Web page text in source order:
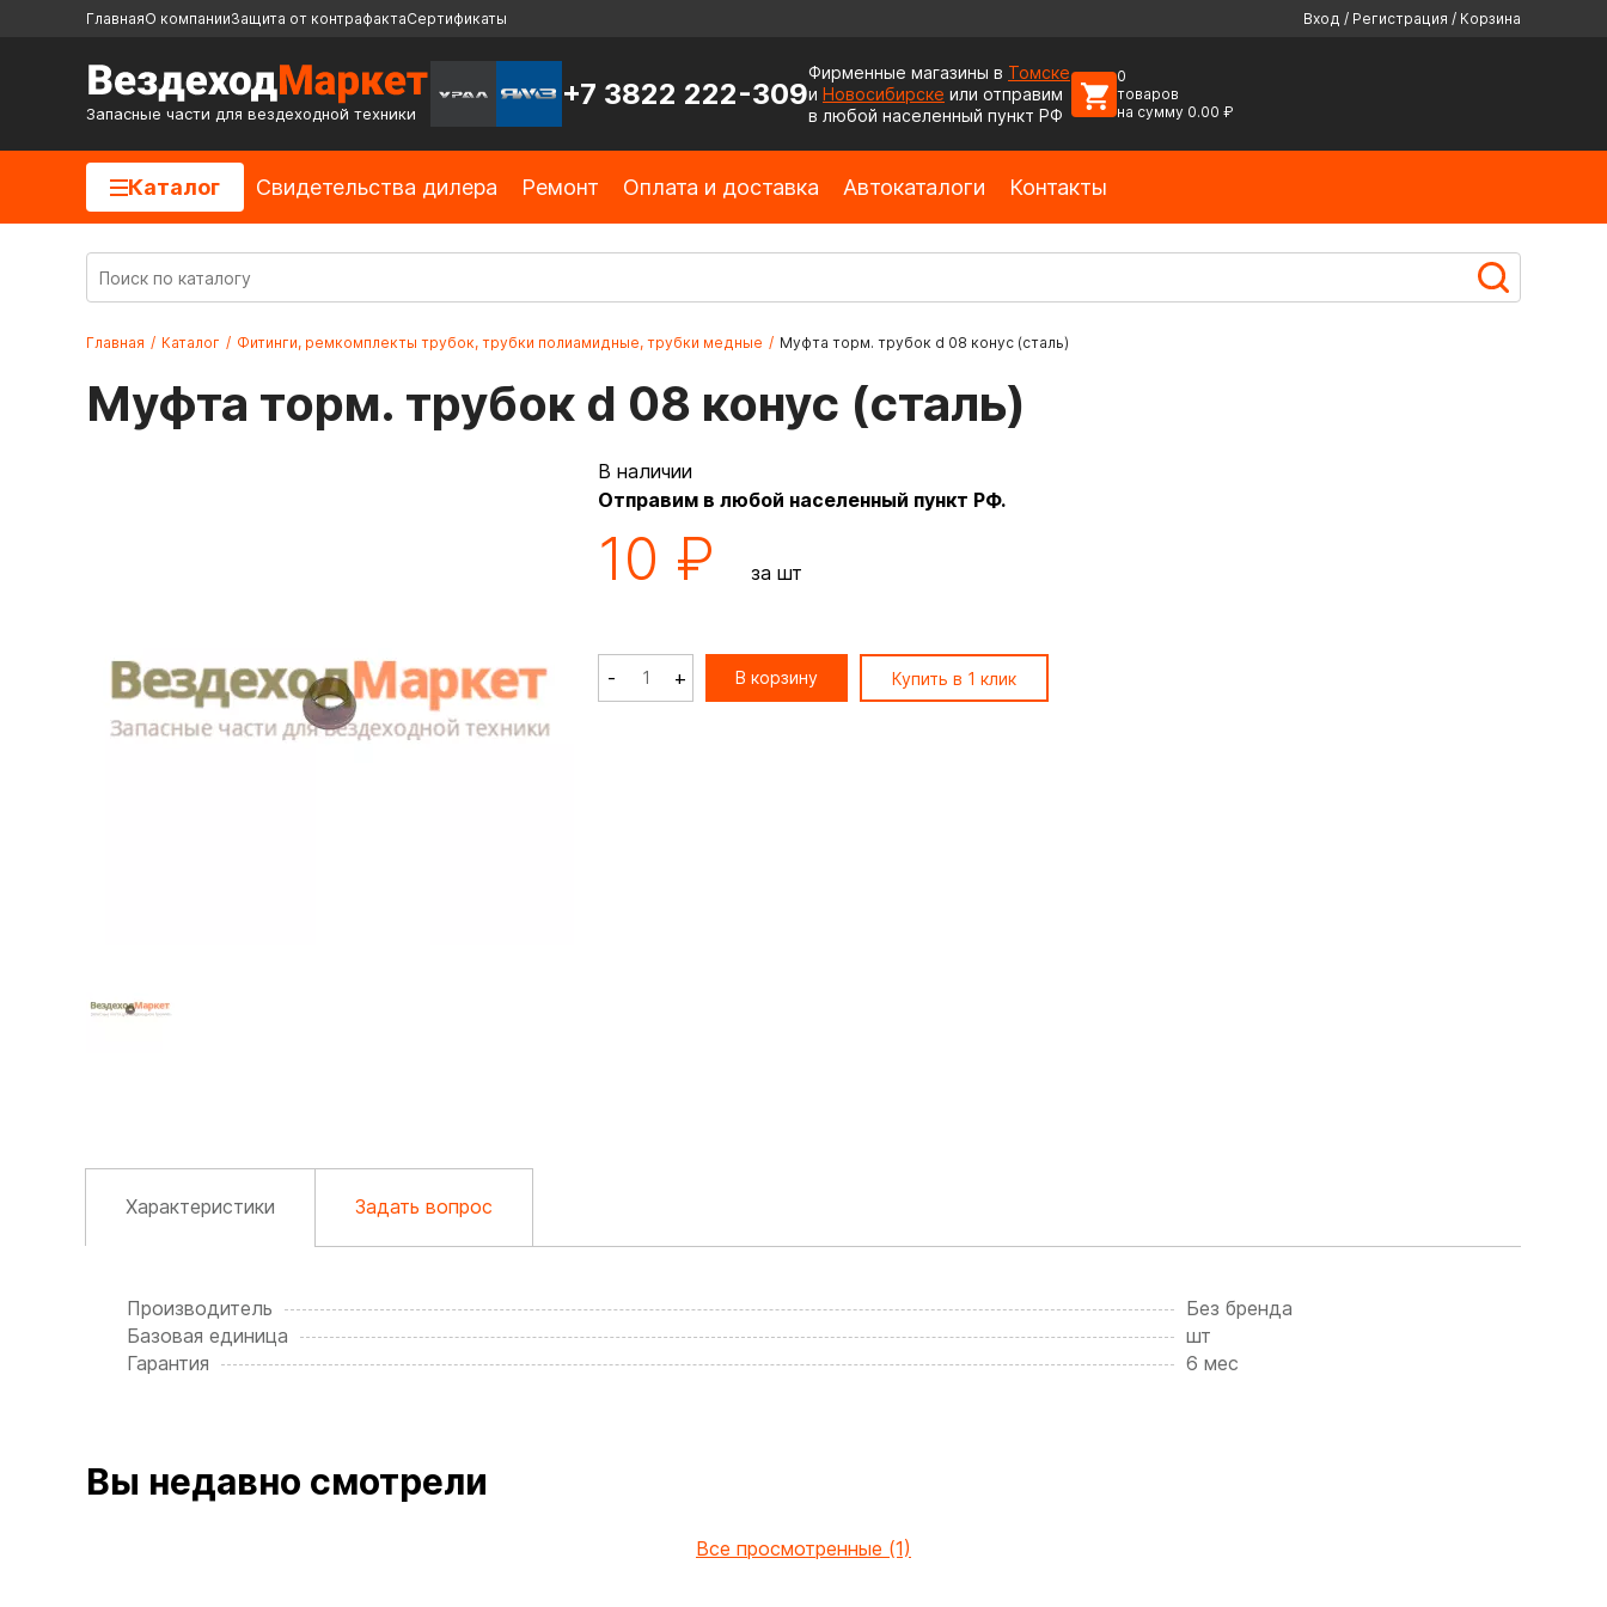
ГлавнаяО компанииЗащита от контрафактаСертификаты Вход / Регистрация / Корзина
Запасные части для вездеходной техники
+7 3822 222-309
Фирменные магазины в Томске
и Новосибирске или отправим
в любой населенный пункт РФ
0
товаров
на сумму 0.00 ₽
Каталог Cвидетельства дилера Ремонт Оплата и доставка Автокаталоги Контакты
Главная / Каталог / Фитинги, ремкомплекты трубок, трубки полиамидные, трубки медные / Муфта торм. трубок d 08 конус (сталь)
Муфта торм. трубок d 08 конус (сталь)
В наличии
Отправим в любой населенный пункт РФ.
10 ₽ за шт
- + В корзину Купить в 1 клик
Характеристики Задать вопрос
Производитель
Без бренда
Базовая единица
шт
Гарантия
6 мес
Вы недавно смотрели
Все просмотренные (1)